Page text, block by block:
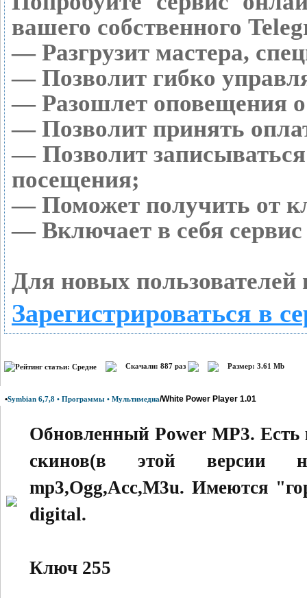
вашего собственного
— Разгрузит мастера,
— Позволит гибко
— Разошлет оповещения
— Позволит принять
— Позволит
посещения;
— Поможет получить от
— Включает в себя
Для новых
Зарегистрироваться в
Скачали: 887 раз Размер: 3.61 Mb
•Symbian 6,7,8 • Программы • Мультимедиа/White Power Player 1.01
Обновленный Power MP3. Есть
скинов(в этой версии
mp3,Ogg,Acc,M3u. Имеются
digital.
Ключ 255